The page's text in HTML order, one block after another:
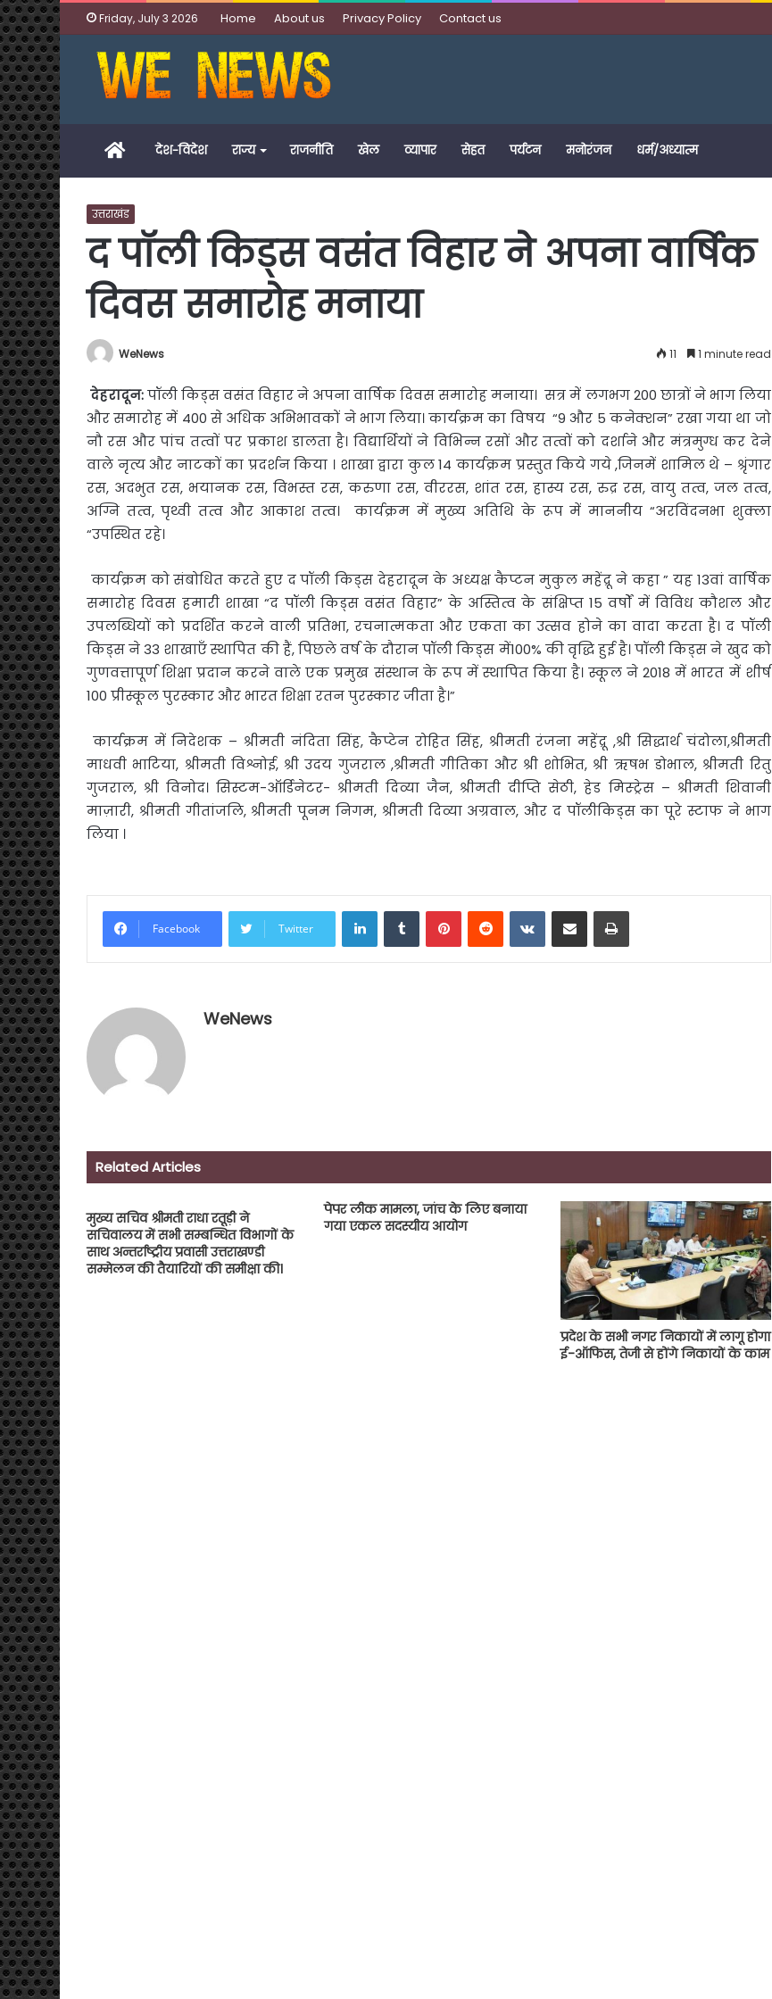
Friday, July 3 2026 Home About us Privacy Policy Contact us
Homeदेश-विदेश राज्य राजनीति खेल व्यापार सेहत पर्यटन मनोरंजन धर्म/अध्यात्म
उत्तराखंड
द पॉली किड्स वसंत विहार ने अपना वार्षिक
दिवस समारोह मनाया
WeNews 11 1 minute read
देहरादून:पॉली किड्स वसंत विहार ने अपना वार्षिक दिवस समारोह मनाया। सत्र में लगभग200 छात्रों ने भाग लिया
और समारोह में 400 से अधिक अभिभावकों ने भाग लिया। कार्यक्रम का विषय “9 और 5 कनेक्शन” रखा गया था जो
नौ रस और पांच तत्वों पर प्रकाश डालता है। विद्यार्थियों ने विभिन्न रसों और तत्वों को दर्शाने और मंत्रमुग्ध कर देने
वाले नृत्य और नाटकों का प्रदर्शन किया । शाखा द्वारा कुल 14 कार्यक्रम प्रस्तुत किये गये ,जिनमें शामिल थे – श्रृंगार
रस, अदभुत रस, भयानक रस, विभस्त रस, करुणा रस, वीररस, शांत रस, हास्य रस, रुद्र रस, वायु तत्व, जल तत्व,
अग्नि तत्व, पृथ्वी तत्व और आकाश तत्व। कार्यक्रम में मुख्य अतिथि के रूप में माननीय “अरविंदनभा शुक्ला
“उपस्थित रहे।
कार्यक्रम को संबोधित करते हुए द पॉली किड्स देहरादून के अध्यक्ष कैप्टन मुकुल महेंद्रू ने कहा ” यह 13वां वार्षिक
समारोह दिवस हमारी शाखा “द पॉली किड्स वसंत विहार” के अस्तित्व के संक्षिप्त 15 वर्षों में विविध कौशल और
उपलब्धियों को प्रदर्शित करने वाली प्रतिभा, रचनात्मकता और एकता का उत्सव होने का वादा करता है। द पॉली
किड्स ने 33 शाखाएँ स्थापित की हैं, पिछले वर्ष के दौरान पॉली किड्स में100% की वृद्धि हुई है। पॉली किड्स ने खुद को
गुणवत्तापूर्ण शिक्षा प्रदान करने वाले एक प्रमुख संस्थान के रूप में स्थापित किया है। स्कूल ने 2018 में भारत में शीर्ष
100 प्रीस्कूल पुरस्कार और भारत शिक्षा रतन पुरस्कार जीता है।”
कार्यक्रम में निदेशक – श्रीमती नंदिता सिंह, कैप्टेन रोहित सिंह, श्रीमती रंजना महेंद्रू ,श्री सिद्धार्थ चंदोला,श्रीमती
माधवी भाटिया, श्रीमती विश्नोई, श्री उदय गुजराल ,श्रीमती गीतिका और श्री शोभित, श्री ऋषभ डोभाल, श्रीमती रितु
गुजराल, श्री विनोद। सिस्टम-ऑर्डिनेटर- श्रीमती दिव्या जैन, श्रीमती दीप्ति सेठी, हेड मिस्ट्रेस – श्रीमती शिवानी
माज़ारी, श्रीमती गीतांजलि, श्रीमती पूनम निगम, श्रीमती दिव्या अग्रवाल, और द पॉलीकिड्स का पूरे स्टाफ ने भाग
लिया ।
Facebook Twitter
LinkedInTumblrPinterestReddit VKontakte
Share via Email Print
WeNews
Related Articles
मुख्य सचिव श्रीमती राधा रतूड़ी ने
सचिवालय में सभी सम्बन्धित विभागों के
साथ अन्तर्राष्ट्रीय प्रवासी उत्तराखण्डी
सम्मेलन की तैयारियों की समीक्षा की।
पेपर लीक मामला, जांच के लिए बनाया
गया एकल सदस्यीय आयोग
प्रदेश के सभी नगर निकायों में लागू होगा
ई-ऑफिस, तेजी से होंगे निकायों के काम